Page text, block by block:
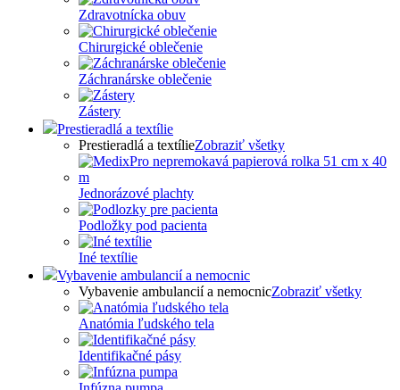
Zdravotnícka obuv
Chirurgické oblečenie
Záchranárske oblečenie
Zástery
Prestieradlá a textílie
Prestieradlá a textílieZobraziť všetky
Jednorázové plachty
Podložky pod pacienta
Iné textílie
Vybavenie ambulancií a nemocnic
Vybavenie ambulancií a nemocnicZobraziť všetky
Anatómia ľudského tela
Identifikačné pásy